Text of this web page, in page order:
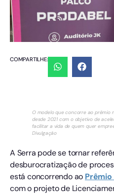
COMPARTILHE:
O modelo que concorre ao prêmio
desde 2021 com o objetivo de
facilitar a vida de quem quer
Divulgação
A Serra pode se tornar
desburocratização de
está concorrendo ao Prêmio
com o projeto de